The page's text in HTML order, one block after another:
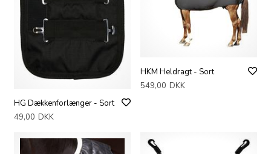
HG Dækkenforlænger - Sort
49,00 DKK
HKM Heldragt - Sort
549,00 DKK